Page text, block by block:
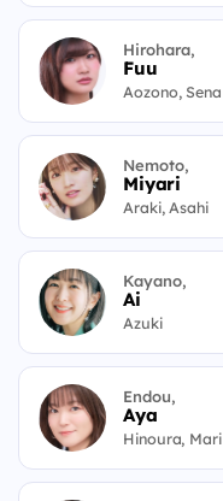
Hirohara,
Fuu
Aozono, Sena
Nemoto,
Miyari
Araki, Asahi
Kayano,
Ai
Azuki
Endou,
Aya
Hinoura, Mari